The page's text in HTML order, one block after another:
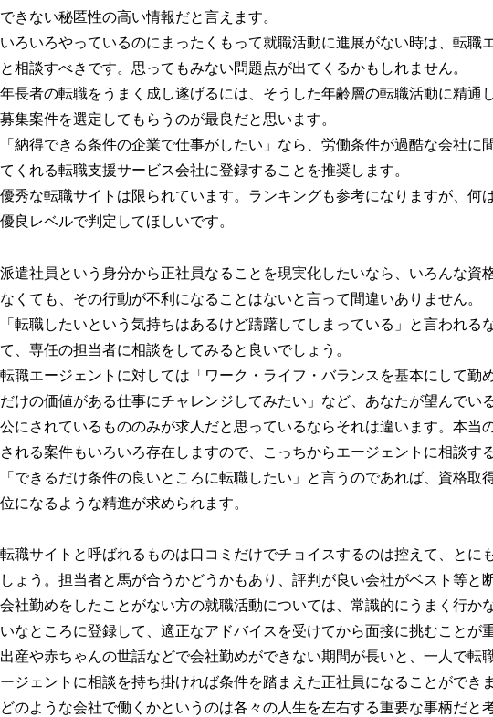
できない秘匿性の高い情報だと言えます。
いろいろやっているのにまったくもって就職活動に進展がない時は、転職
と相談すべきです。思ってもみない問題点が出てくるかもしれません。
年長者の転職をうまく成し遂げるには、そうした年齢層の転職活動に精通
募集案件を選定してもらうのが最良だと思います。
「納得できる条件の企業で仕事がしたい」なら、労働条件が過酷な会社に
てくれる転職支援サービス会社に登録することを推奨します。
優秀な転職サイトは限られています。ランキングも参考になりますが、何
優良レベルで判定してほしいです。
派遣社員という身分から正社員なることを現実化したいなら、いろんな資
なくても、その行動が不利になることはないと言って間違いありません。
「転職したいという気持ちはあるけど躊躇してしまっている」と言われ
て、専任の担当者に相談をしてみると良いでしょう。
転職エージェントに対しては「ワーク・ライフ・バランスを基本にして勤
だけの価値がある仕事にチャレンジしてみたい」など、あなたが望んでい
公にされているもののみが求人だと思っているならそれは違います。本当
される案件もいろいろ存在しますので、こっちからエージェントに相談す
「できるだけ条件の良いところに転職したい」と言うのであれば、資格
位になるような精進が求められます。
転職サイトと呼ばれるものは口コミだけでチョイスするのは控えて、とに
しょう。担当者と馬が合うかどうかもあり、評判が良い会社がベスト等と
会社勤めをしたことがない方の就職活動については、常識的にうまく行か
いなところに登録して、適正なアドバイスを受けてから面接に挑むことが
出産や赤ちゃんの世話などで会社勤めができない期間が長いと、一人で転
ージェントに相談を持ち掛ければ条件を踏まえた正社員になることができま
どのような会社で働くかというのは各々の人生を左右する重要な事柄だと